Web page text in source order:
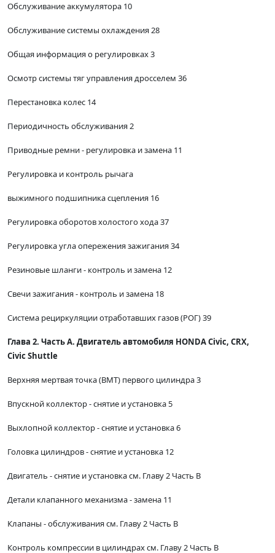
Обслуживание аккумулятора 10
Обслуживание системы охлаждения 28
Общая информация о регулировках 3
Осмотр системы тяг управления дросселем 36
Перестановка колес 14
Периодичность обслуживания 2
Приводные ремни - регулировка и замена 11
Регулировка и контроль рычага
выжимного подшипника сцепления 16
Регулировка оборотов холостого хода 37
Регулировка угла опережения зажигания 34
Резиновые шланги - контроль и замена 12
Свечи зажигания - контроль и замена 18
Система рециркуляции отработавших газов (РОГ) 39
Глава 2. Часть А. Двигатель автомобиля HONDA Civic, CRX,
Civic Shuttle
Верхняя мертвая точка (ВМТ) первого цилиндра 3
Впускной коллектор - снятие и установка 5
Выхлопной коллектор - снятие и установка 6
Головка цилиндров - снятие и установка 12
Двигатель - снятие и установка см. Главу 2 Часть В
Детали клапанного механизма - замена 11
Клапаны - обслуживания см. Главу 2 Часть В
Контроль компрессии в цилиндрах см. Главу 2 Часть В